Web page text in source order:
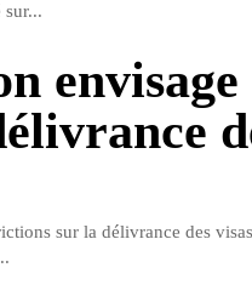
envisage
sur la délivrance des